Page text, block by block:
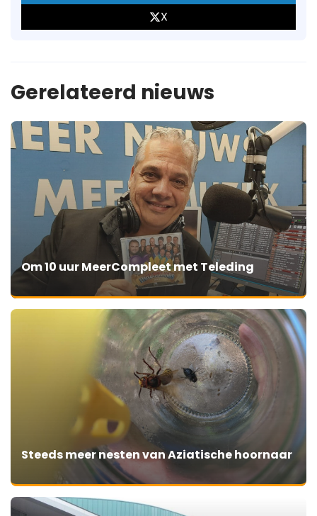
X
Gerelateerd nieuws
Om 10 uur MeerCompleet met Teleding
Steeds meer nesten van Aziatische hoornaar